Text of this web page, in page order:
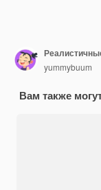
yummybuum
Вам также